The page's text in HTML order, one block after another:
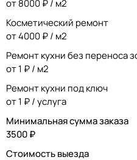
от 8000 ₽ / м2
Косметический ремонт
от 4000 ₽ / м2
Ремонт кухни без переноса
от 1 ₽ / м2
Ремонт кухни под ключ
от 1 ₽ / услуга
Минимальная сумма заказа
3500 ₽
Стоимость выезда